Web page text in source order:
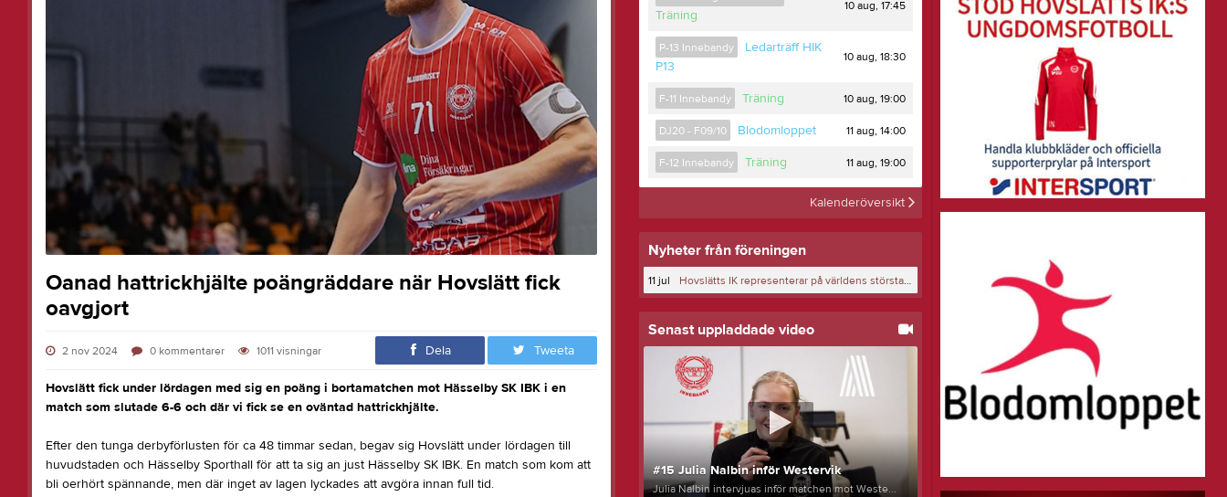
Sargvakter Damer
Souvenirer
Smålandslagen
Sargvakter Herrar
Kontakt ny spelare
Licenser/iBIS
Blodomloppet 2024
Oanad hattrickhjälte poängräddare när Hovslätt fick
oavgjort
2 nov 2024 0 kommentarer 1011 visningar Dela Tweeta
Hovslätt fick under lördagen med sig en poäng i bortamatchen mot Hässelby SK IBK i en
match som slutade 6-6 och där vi fick se en oväntad hattrickhjälte.
Efter den tunga derbyförlusten för ca 48 timmar sedan, begav sig Hovslätt under lördagen till
huvudstaden och Hässelby Sporthall för att ta sig an just Hässelby SK IBK. En match som kom att
bli oerhört spännande, men där inget av lagen lyckades att avgöra innan full tid.
Träning
10 aug, 17:45
P-13 Innebandy
Ledarträff HIK
P13
10 aug, 18:30
F-11 Innebandy Träning 10 aug, 19:00
DJ20 - F09/10 Blodomloppet 11 aug, 14:00
F-12 Innebandy Träning 11 aug, 19:00
Kalenderöversikt
Nyheter från föreningen
11 jul Hovslätts IK representerar på världens största fotbollscup
Senast uppladdade video
#15 Julia Nalbin inför Westervik
Julia Nalbin intervjuas inför matchen mot Weste...